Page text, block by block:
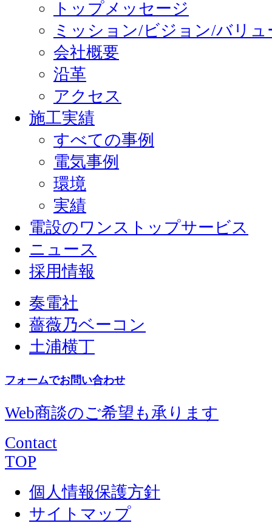
トップメッセージ
ミッション/ビジョン/バリュ
会社概要
沿革
アクセス
施工実績
すべての事例
電気事例
環境
実績
電設のワンストップサービス
ニュース
採用情報
奏電社
薔薇乃ベーコン
土浦横丁
フォームでお問い合わせ
Web商談のご希望も承ります
Contact
TOP
個人情報保護方針
サイトマップ